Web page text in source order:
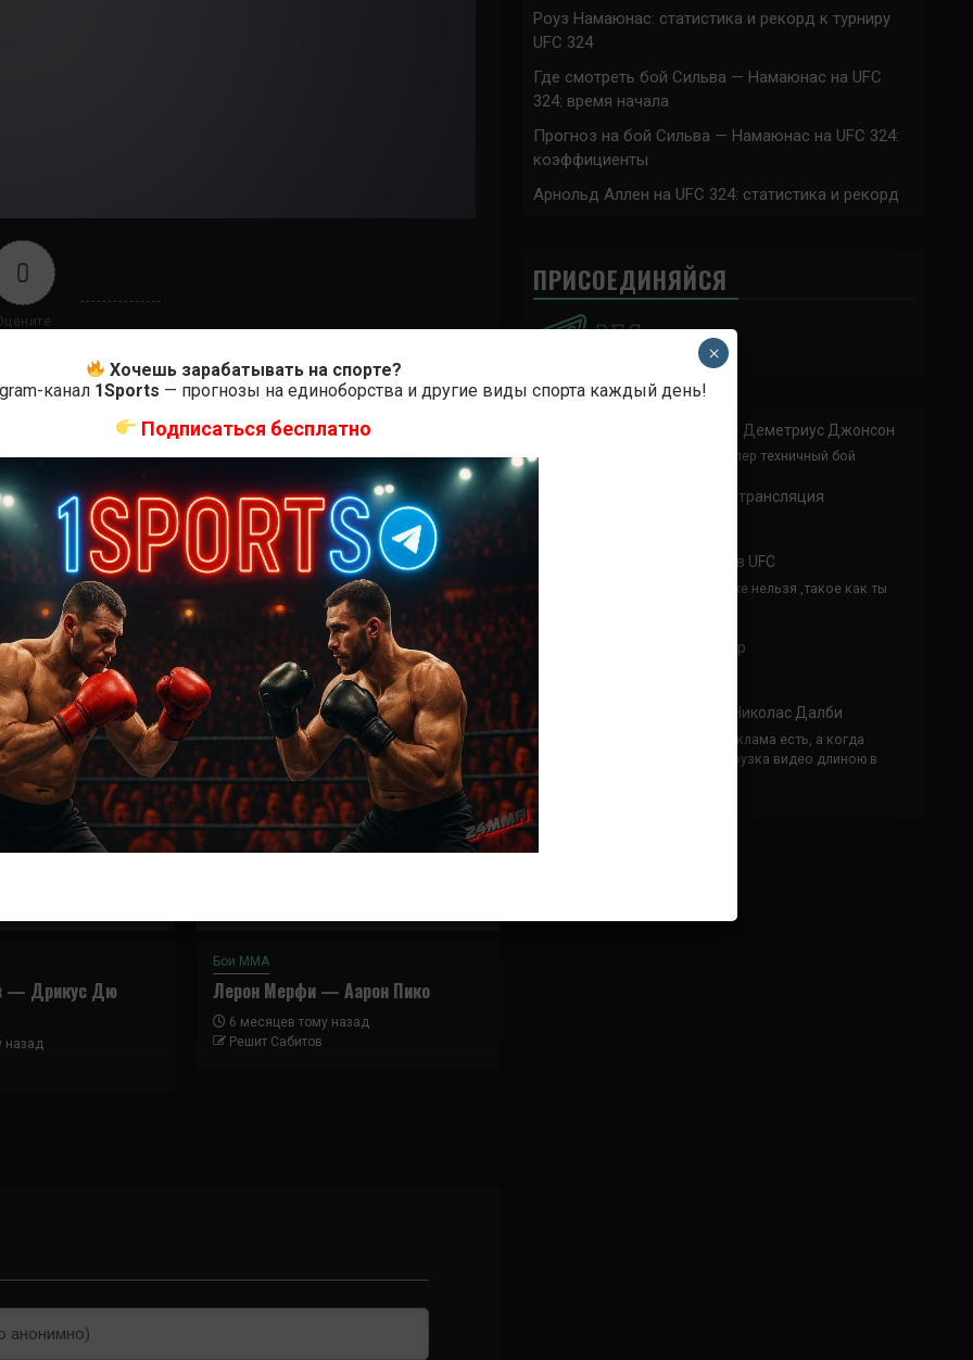
0
самые лучшие и актуальные события и мира
Далее
Кэт Зингано — Мэрион Рено
— Дрикус Дю
назад
Бои ММА
Лерон Мерфи — Аарон Пико
6 месяцев тому назад
Решит Сабитов
Роуз Намаюнас: статистика и рекорд к турниру
UFC 324
Где смотреть бой Сильва — Намаюнас на UFC
324: время начала
Прогноз на бой Сильва — Намаюнас на UFC 324:
коэффициенты
Арнольд Аллен на UFC 324: статистика и рекорд
ПРИСОЕДИНЯЙСЯ
Доминик Круз — Деметриус Джонсон
Спасибо что выложили этот супер техничный бой
UFC 324 прямая трансляция
Расписание боев UFC
Кусок говна ты, существом даже нельзя ,такое как ты
Конор МакГрегор
Анонимно Рэнди Браун — Николас Далби
не запускается ни один бой, реклама есть, а когда
заканчивается начинается загрузка видео длиною в
жизнь. Исправьте пожалуйста
Хочешь зарабатывать на спорте?
канал 1Sports — прогнозы на единоборства и другие виды спорта каждый день!
Подписаться бесплатно
×